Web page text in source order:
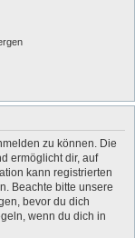
zu können. Die
ermöglicht dir, auf
kann registrierten
Beachte bitte unsere
bevor du dich
wenn du dich in